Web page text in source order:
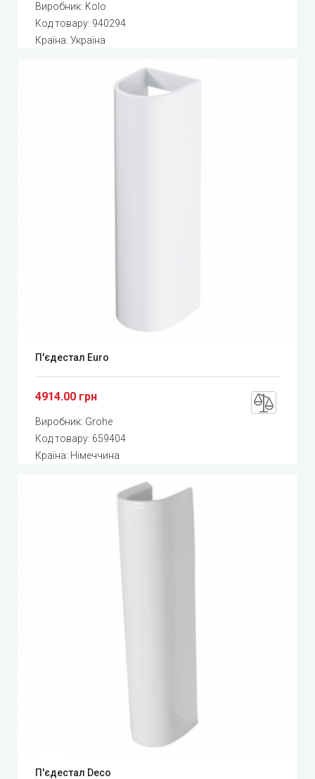
Виробник: Kolo
Код товару: 940294
Країна: Україна
П'єдестал Euro
4914.00 грн
Виробник: Grohe
Код товару: 659404
Країна: Німеччина
П'єдестал Deco